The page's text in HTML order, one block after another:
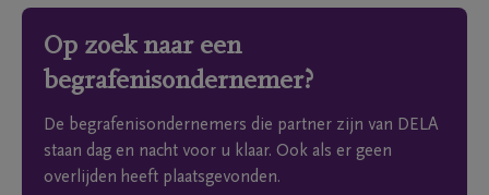
Op zoek naar een
begrafenisondernemer?
De begrafenisondernemers die partner zijn van DELA
staan dag en nacht voor u klaar. Ook als er geen
overlijden heeft plaatsgevonden.